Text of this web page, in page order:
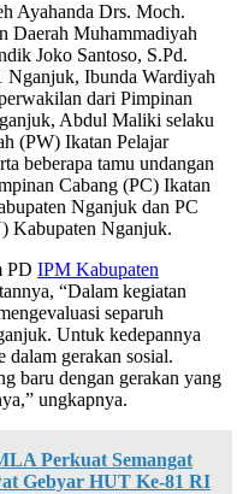
Ayahanda Drs. Moch.
Daerah Muhammadiyah
Joko Santoso, S.Pd.
Nganjuk, Ibunda Wardiyah
dari Pimpinan
Abdul Maliki selaku
(PW) Ikatan Pelajar
beberapa tamu undangan
Cabang (PC) Ikatan
Nganjuk dan PC
Kabupaten Nganjuk.
PD IPM Kabupaten
“Dalam kegiatan
separuh
Untuk kedepannya
gerakan sosial.
baru dengan gerakan yang
ungkapnya.
Perkuat Semangat
Gebyar HUT Ke-81 RI